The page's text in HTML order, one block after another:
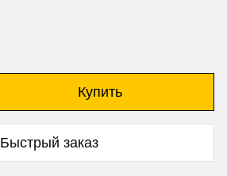
Купить
Быстрый заказ